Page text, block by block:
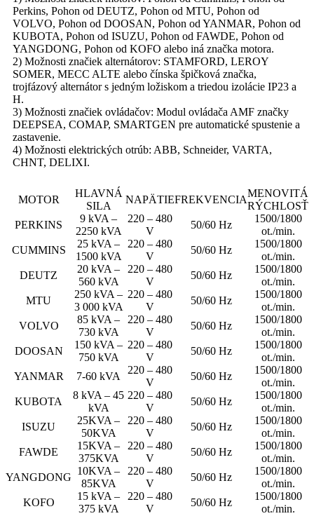
Perkins, Pohon od DEUTZ, Pohon od MTU, Pohon od
VOLVO, Pohon od DOOSAN, Pohon od YANMAR, Pohon od
KUBOTA, Pohon od ISUZU, Pohon od FAWDE, Pohon od
YANGDONG, Pohon od KOFO alebo iná značka motora.
2) Možnosti značiek alternátorov: STAMFORD, LEROY
SOMER, MECC ALTE alebo čínska špičková značka,
trojfázový alternátor s jedným ložiskom a triedou izolácie IP23 a
H.
3) Možnosti značiek ovládačov: Modul ovládača AMF značky
DEEPSEA, COMAP, SMARTGEN pre automatické spustenie a
zastavenie.
4) Možnosti elektrických otrúb: ABB, Schneider, VARTA,
CHNT, DELIXI.
MOTOR
HLAVNÁ
SILA
NAPÄTIEFREKVENCIA
MENOVITÁ
RÝCHLOSŤ
PERKINS
9 kVA –
2250 kVA
220 – 480
V
50/60 Hz
1500/1800
ot./min.
CUMMINS
25 kVA –
1500 kVA
220 – 480
V
50/60 Hz
1500/1800
ot./min.
DEUTZ
20 kVA –
560 kVA
220 – 480
V
50/60 Hz
1500/1800
ot./min.
MTU
250 kVA –
3 000 kVA
220 – 480
V
50/60 Hz
1500/1800
ot./min.
VOLVO
85 kVA –
730 kVA
220 – 480
V
50/60 Hz
1500/1800
ot./min.
DOOSAN
150 kVA –
750 kVA
220 – 480
V
50/60 Hz
1500/1800
ot./min.
YANMAR
7-60 kVA
220 – 480
V
50/60 Hz
1500/1800
ot./min.
KUBOTA
8 kVA – 45
kVA
220 – 480
V
50/60 Hz
1500/1800
ot./min.
ISUZU
25KVA –
50KVA
220 – 480
V
50/60 Hz
1500/1800
ot./min.
FAWDE
15KVA –
375KVA
220 – 480
V
50/60 Hz
1500/1800
ot./min.
YANGDONG
10KVA –
85KVA
220 – 480
V
50/60 Hz
1500/1800
ot./min.
KOFO
15 kVA –
375 kVA
220 – 480
V
50/60 Hz
1500/1800
ot./min.